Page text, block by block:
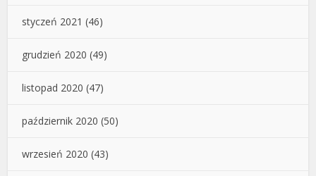
styczeń 2021 (46)
grudzień 2020 (49)
listopad 2020 (47)
październik 2020 (50)
wrzesień 2020 (43)